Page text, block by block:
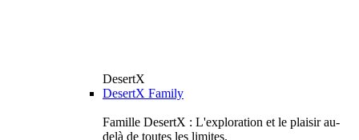
DesertX
DesertX Family
Famille DesertX : L'exploration et le plaisir au-
delà de toutes les limites.